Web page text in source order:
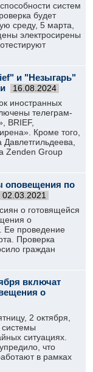
систем
будет
среду, 5 марта,
электросирены
и "Незыгарь"
16.08.2024
иностранных
телеграм-
BRIEF,
Кроме того,
Zenden Group
оповещения по
02.03.2021
о готовящейся
о
Ее проведение
Проверка
граждан
включат
о
2 октября,
системы
ситуациях.
что
в рамках